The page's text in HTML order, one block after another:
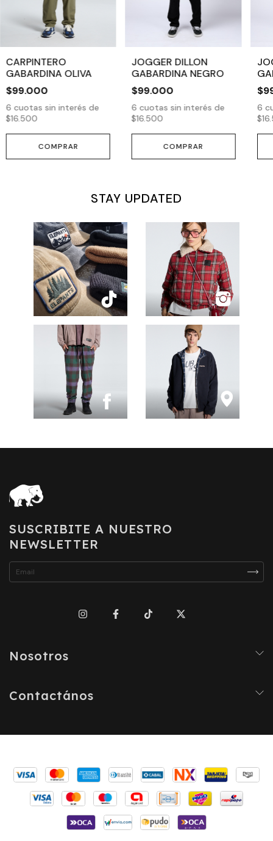
CARPINTERO
GABARDINA OLIVA
$99.000
6 cuotas sin interés de
$16.500
COMPRAR
JOGGER DILLON
GABARDINA NEGRO
$99.000
6 cuotas sin interés de
$16.500
COMPRAR
6
STAY UPDATED
SUSCRIBITE A NUESTRO
NEWSLETTER
Nosotros
Contactános